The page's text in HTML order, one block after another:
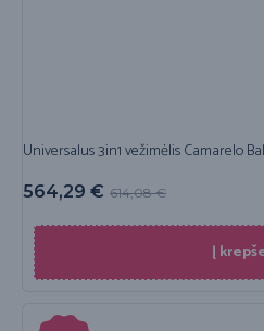
Universalus 3in1 vežimėlis Camarelo
614,08€
564,29 €
Į